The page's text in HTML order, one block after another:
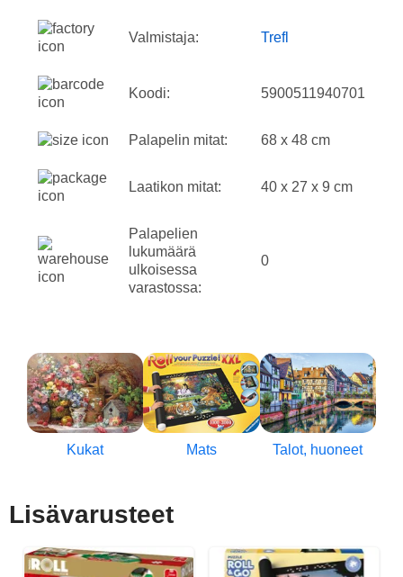
Valmistaja: Trefl
Koodi: 5900511940701
Palapelin mitat: 68 x 48 cm
Laatikon mitat: 40 x 27 x 9 cm
Palapelien
lukumäärä
ulkoisessa
varastossa:
0
Kukat Mats Talot, huoneet
Lisävarusteet